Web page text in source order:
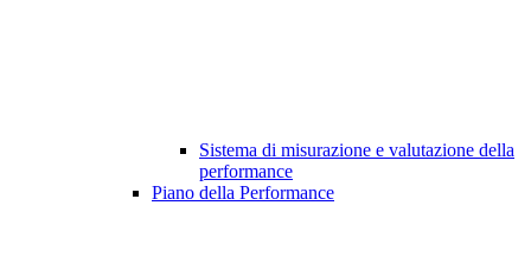
Sistema di misurazione e valutazione della
performance
Piano della Performance